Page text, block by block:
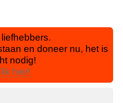
en doneer nu, het is
nodig!
hier!